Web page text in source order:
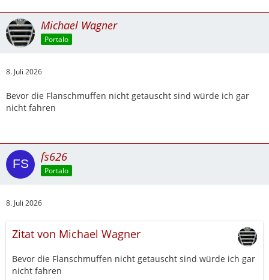
Michael Wagner
Portalo
8. Juli 2026
Bevor die Flanschmuffen nicht getauscht sind würde ich gar
nicht fahren
fs626
Portalo
8. Juli 2026
Zitat von Michael Wagner
Bevor die Flanschmuffen nicht getauscht sind würde ich gar
nicht fahren